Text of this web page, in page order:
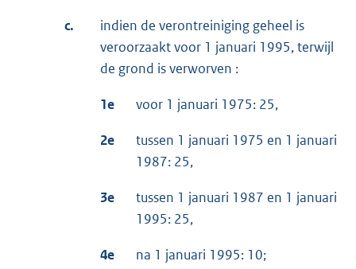
c.
indien de verontreiniging geheel is
veroorzaakt voor 1 januari 1995, terwijl
de grond is verworven :
1e voor 1 januari 1975: 25,
2e
tussen 1 januari 1975 en 1 januari
1987: 25,
3e
tussen 1 januari 1987 en 1 januari
1995: 25,
4e na 1 januari 1995: 10;